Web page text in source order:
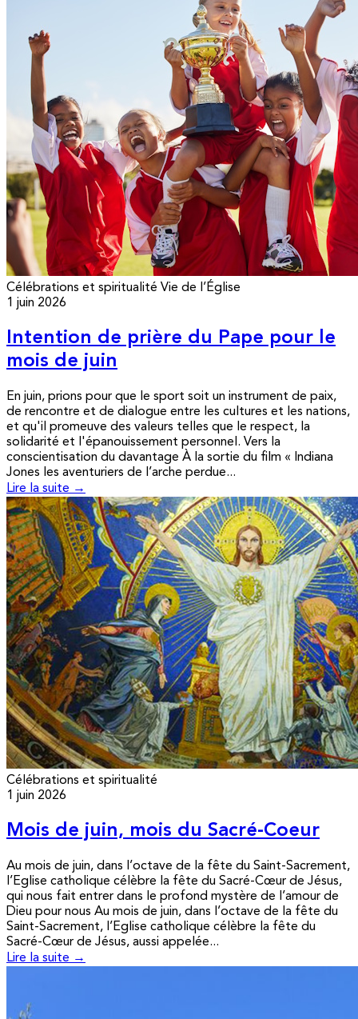
Célébrations et spiritualité Vie de l’Église
1 juin 2026
Intention de prière du Pape pour le
mois de juin
En juin, prions pour que le sport soit un instrument de paix,
de rencontre et de dialogue entre les cultures et les nations,
et qu'il promeuve des valeurs telles que le respect, la
solidarité et l'épanouissement personnel. Vers la
conscientisation du davantage À la sortie du film « Indiana
Jones les aventuriers de l’arche perdue...
Lire la suite →
Célébrations et spiritualité
1 juin 2026
Mois de juin, mois du Sacré-Coeur
Au mois de juin, dans l’octave de la fête du Saint-Sacrement,
l’Eglise catholique célèbre la fête du Sacré-Cœur de Jésus,
qui nous fait entrer dans le profond mystère de l’amour de
Dieu pour nous Au mois de juin, dans l’octave de la fête du
Saint-Sacrement, l’Eglise catholique célèbre la fête du
Sacré-Cœur de Jésus, aussi appelée...
Lire la suite →